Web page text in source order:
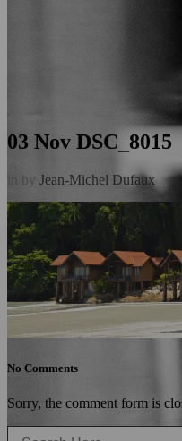
03 Nov DSC_8015
by Jean-Michel Dufaux
No Comments
Sorry, the comment form is